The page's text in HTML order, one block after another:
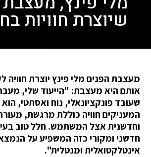
שיוצרת חוויות
מעצבת הפנים מלי פינץ יוצרת חוויה
אותם היא מעצבת: "הייעוד שלי,
שעובד פונקציונאלי, נוח ואסתטי,
המעניקים חוויה כוללת מרגשת,
וחדשנית אצל המשתמש. חלל טוב
חדשני ומקורי כזה המשפיע על
אינטלקטואלית ומנטלית".